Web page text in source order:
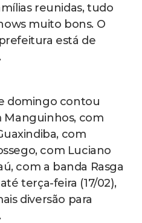
reunidas, tudo
muito bons. O
está de
domingo contou
Manguinhos, com
com
com Luciano
com a banda Rasga
terça-feira (17/02),
diversão para